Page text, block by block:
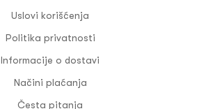
Uslovi korišćenja
Politika privatnosti
Informacije o dostavi
Načini plaćanja
Česta pitanja